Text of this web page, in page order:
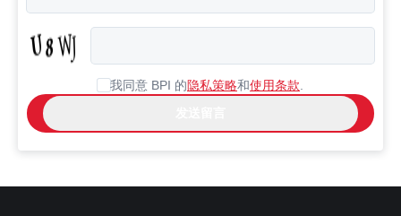
我同意 BPI 的隐私策略和使用条款